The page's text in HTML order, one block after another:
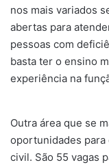
nos mais variados
abertas para
pessoas com
basta ter o ensino
experiência na
Outra área que se
oportunidades para
civil. São 55 vagas